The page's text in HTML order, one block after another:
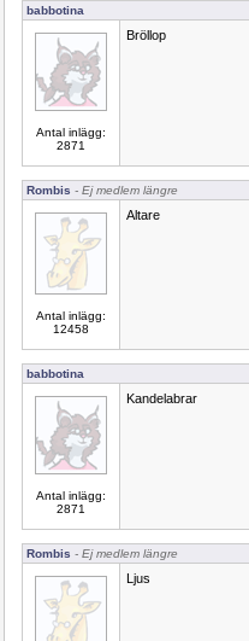
babbotina
Antal inlägg:
2871
Bröllop
Rombis - Ej medlem längre
Antal inlägg:
12458
Altare
babbotina
Antal inlägg:
2871
Kandelabrar
Rombis - Ej medlem längre
Ljus